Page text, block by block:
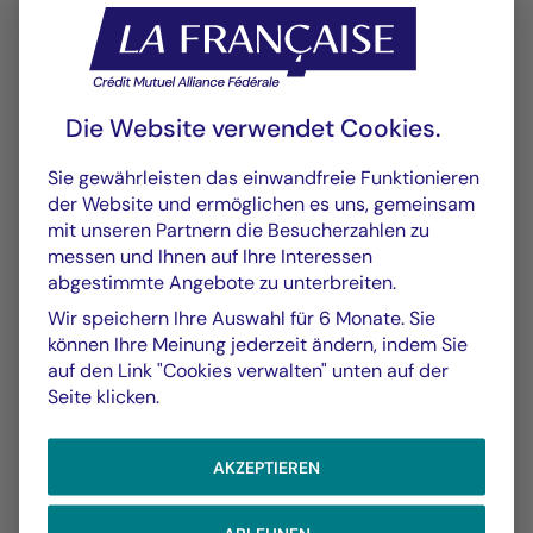
PDF 597 Ko
Scénarios de Performance 2025-04-30
PDF 524 Ko
PDF 524 Ko
Mehr anzeigen
GRAFIK TABELLE
Die Website verwendet Cookies.
Sie gewährleisten das einwandfreie Funktionieren
der Website und ermöglichen es uns, gemeinsam
mit unseren Partnern die Besucherzahlen zu
messen und Ihnen auf Ihre Interessen
abgestimmte Angebote zu unterbreiten.
Wir speichern Ihre Auswahl für 6 Monate. Sie
können Ihre Meinung jederzeit ändern, indem Sie
auf den Link "Cookies verwalten" unten auf der
Seite klicken.
AKZEPTIEREN